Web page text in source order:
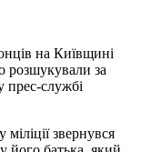
на Київщині
розшукували за
прес-службі
звернувся